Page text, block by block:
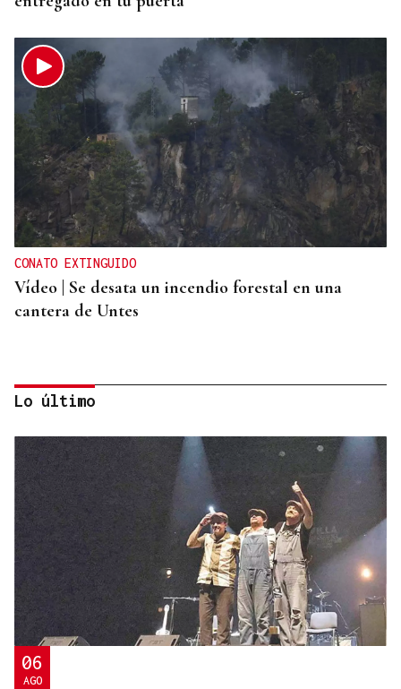
CONATO EXTINGUIDO
Vídeo | Se desata un incendio forestal en una
cantera de Untes
ENTREVISTA
Jorge Vázquez: "Nuestro objetivo a 2028 es crecer
creando valor para el accionista y para el equipo
que lo hace posible"
Lo último
06
AGO